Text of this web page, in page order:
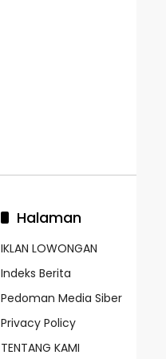
Halaman
IKLAN LOWONGAN
Indeks Berita
Pedoman Media Siber
Privacy Policy
TENTANG KAMI